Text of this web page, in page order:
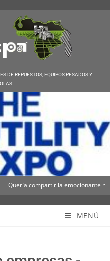
DE REPUESTOS, EQUIPOS PESADOS Y
Quería compartir la emocionante
MENÚ